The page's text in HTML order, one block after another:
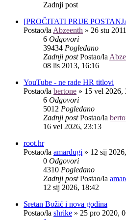
Zadnji post
[PROČITATI PRIJE
Postao/la Abzeenth » 26 stu
6 Odgovori
39434 Pogledano
Zadnji postPostao/la
08 lis 2013, 16:16
YouTube - ne rade HR titlovi
Postao/la bertone » 15 vel 2026,
6 Odgovori
5012 Pogledano
Zadnji postPostao/la
16 vel 2026, 23:13
root.hr
Postao/la amardugi » 12 sij
0 Odgovori
4310 Pogledano
Zadnji postPostao/la
12 sij 2026, 18:42
Sretan Božić i nova godina
Postao/la shrike » 25 pro 2020,